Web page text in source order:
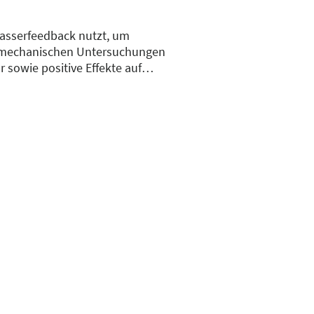
nutzt, um
Untersuchungen
sowie positive Effekte auf
und mit mehr
integrierbar und